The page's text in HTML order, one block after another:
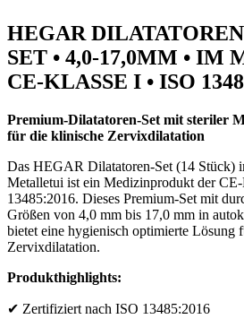
HEGAR
SET • 4,0-17,0MM • IM
CE-KLASSE I • ISO
Premium-Dilatatoren-Set mit steriler
für die klinische Zervixdilatation
Das HEGAR Dilatatoren-Set (14 Stück)
Metalletui ist ein Medizinprodukt der
13485:2016. Dieses Premium-Set mit
Größen von 4,0 mm bis 17,0 mm in
bietet eine hygienisch optimierte Lösung
Zervixdilatation.
Produkthighlights:
✔ Zertifiziert nach ISO 13485:2016